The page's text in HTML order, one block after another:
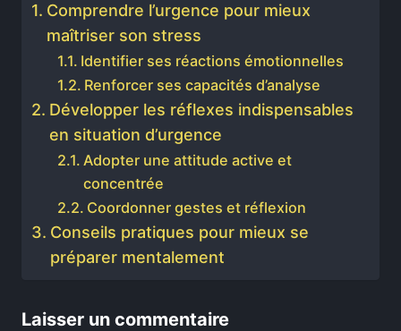
Comprendre l’urgence pour mieux
maîtriser son stress
Identifier ses réactions émotionnelles
Renforcer ses capacités d’analyse
Développer les réflexes indispensables
en situation d’urgence
Adopter une attitude active et
concentrée
Coordonner gestes et réflexion
Conseils pratiques pour mieux se
préparer mentalement
Laisser un commentaire